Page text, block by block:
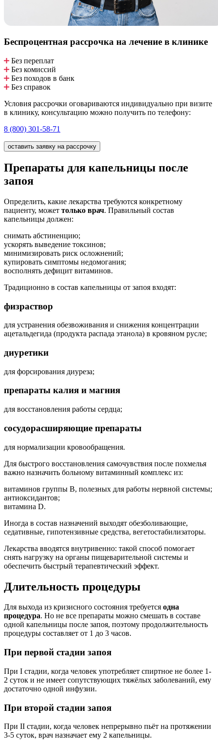
Беспроцентная рассрочка на лечение в клинике
Без переплат
Без комиссий
Без походов в банк
Без справок
Условия рассрочки оговариваются индивидуально при визите
в клинику, консультацию можно получить по телефону:
8 (800) 301-58-71
оставить заявку на рассрочку
Препараты для капельницы после
запоя
Определить, какие лекарства требуются конкретному
пациенту, может только врач. Правильный состав
капельницы должен:
снимать абстиненцию;
ускорять выведение токсинов;
минимизировать риск осложнений;
купировать симптомы недомогания;
восполнять дефицит витаминов.
Традиционно в состав капельницы от запоя входят:
физраствор
для устранения обезвоживания и снижения концентрации
ацетальдегида (продукта распада этанола) в кровяном русле;
диуретики
для форсирования диуреза;
препараты калия и магния
для восстановления работы сердца;
сосудорасширяющие препараты
для нормализации кровообращения.
Для быстрого восстановления самочувствия после похмелья
важно назначить больному витаминный комплекс из:
витаминов группы В, полезных для работы нервной системы;
антиоксидантов;
витамина D.
Иногда в состав назначений выходят обезболивающие,
седативные, гипотензивные средства, вегетостабилизаторы.
Лекарства вводятся внутривенно: такой способ помогает
снять нагрузку на органы пищеварительной системы и
обеспечить быстрый терапевтический эффект.
Длительность процедуры
Для выхода из кризисного состояния требуется одна
процедура. Но не все препараты можно смешать в составе
одной капельницы после запоя, поэтому продолжительность
процедуры составляет от 1 до 3 часов.
При первой стадии запоя
При I стадии, когда человек употребляет спиртное не более 1-
2 суток и не имеет сопутствующих тяжёлых заболеваний, ему
достаточно одной инфузии.
При второй стадии запоя
При II стадии, когда человек непрерывно пьёт на протяжении
3-5 суток, врач назначает ему 2 капельницы.